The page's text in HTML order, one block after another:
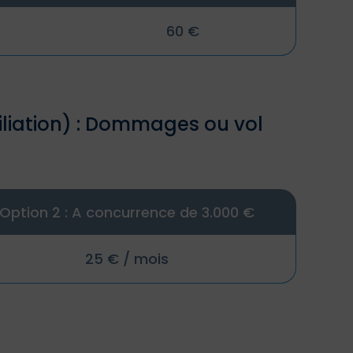
60 €
: Dommages ou vol
Option 2 : A concurrence de 3.000 €
25 € / mois